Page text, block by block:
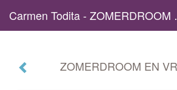
ZOMERDROOM EN